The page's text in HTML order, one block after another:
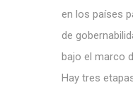
en los países
de
bajo el marco
Hay tres